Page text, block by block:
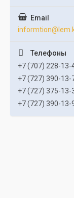
+7 (707) 228-13-
+7 (727) 390-13-
+7 (727) 375-13-
+7 (727) 390-13-